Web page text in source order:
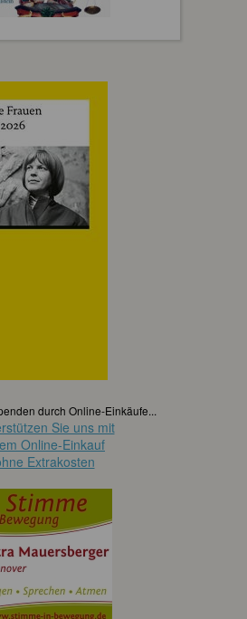
durch Online-Einkäufe...
Sie uns mit
Online-Einkauf
Extrakosten